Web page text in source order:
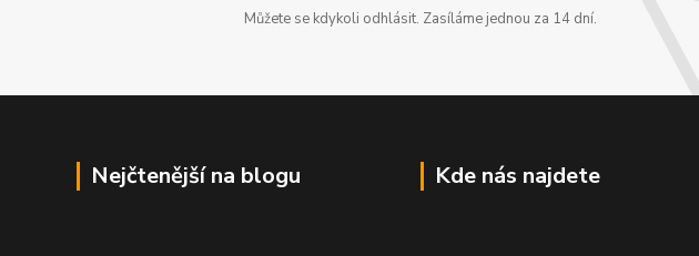
Můžete se kdykoli odhlásit. Zasíláme jednou za 14 dní.
Nejčtenější na blogu Kde nás najdete